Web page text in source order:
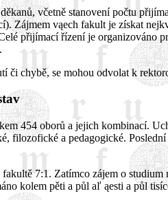
včetně stanovení počtu
Zájmem vąech fakult je získat
přijímací řízení je organizováno
či chybě, se mohou odvolat k
454 oborů a jejich kombinací.
filozofické a pedagogické.
7:1. Zatímco zájem o
kolem pěti a půl aľ ąesti a půl